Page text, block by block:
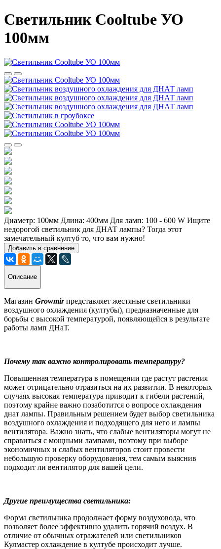
Светильник Cooltube УО
100мм
Диаметр: 100мм Длина: 400мм Для ламп: 100 - 600 W Ищите
недорогой светильник для ДНАТ лампы? Тогда этот
замечательный култуб то, что вам нужно!
Добавить в сравнение
Описание
Магазин Growmirпредставляет жестяные светильники
воздушного охлаждения (култубы), предназначенные для
борьбы с высокой температурой, появляющейся в результате
работы ламп ДНаТ.
Почему так важно контролировать температуру?
Повышенная температура в помещении где растут растения
может отрицательно отразиться на их развитии. В некоторых
случаях высокая температура приводит к гибели растений,
поэтому крайне важно позаботится о вопросе охлаждения
днат лампы. Правильным решением будет выбор светильника
воздушного охлаждения и подходящего для него и лампы
вентилятора. Важно знать, что слабые вентиляторы могут не
справиться с мощными лампами, поэтому при выборе
экономичных и слабых вентиляторов стоит провести
небольшую проверку оборудования, тем самым выяснив
подходит ли вентилятор для вашей цели.
Другие преимущества светильника:
Форма светильника продолжает форму воздуховода, что
позволяет более эффективно удалить горячий воздух. В
отличие от обычных отражателей или светильников
Кулмастер охлаждение в култубе происходит лучше.